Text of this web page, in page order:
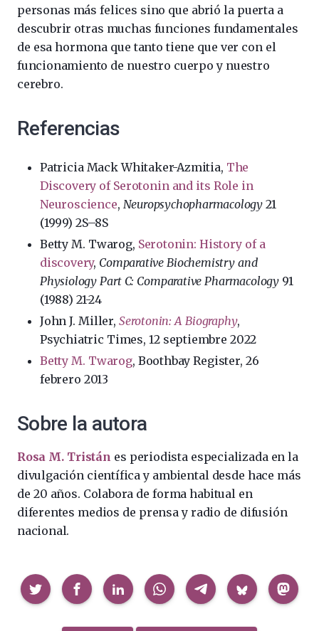
personas más felices sino que abrió la puerta a
descubrir otras muchas funciones fundamentales
de esa hormona que tanto tiene que ver con el
funcionamiento de nuestro cuerpo y nuestro
cerebro.
Referencias
Patricia Mack Whitaker-Azmitia, The
Discovery of Serotonin and its Role in
Neuroscience, Neuropsychopharmacology 21
(1999) 2S–8S
Betty M. Twarog, Serotonin: History of a
discovery, Comparative Biochemistry and
Physiology Part C: Comparative Pharmacology 91
(1988) 21-24
John J. Miller, Serotonin: A Biography,
Psychiatric Times, 12 septiembre 2022
Betty M. Twarog, Boothbay Register, 26
febrero 2013
Sobre la autora
Rosa M. Tristán es periodista especializada en la
divulgación científica y ambiental desde hace más
de 20 años. Colabora de forma habitual en
diferentes medios de prensa y radio de difusión
nacional.
Compartir